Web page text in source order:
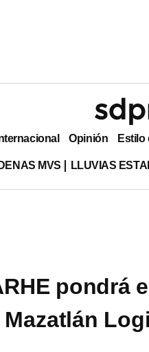
Opinión Estilo
MVS LLUVIAS
pondrá